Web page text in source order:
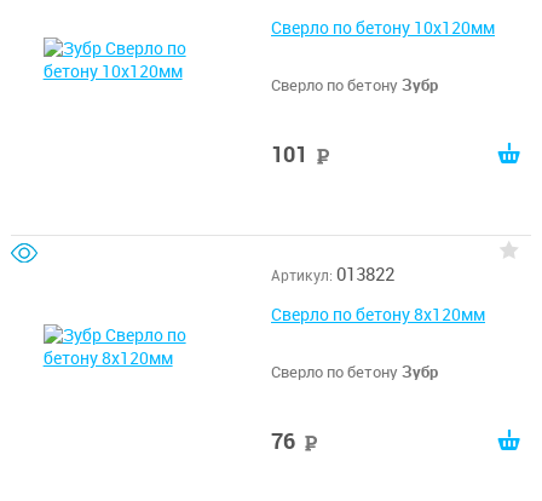
Сверло по бетону 10x120мм
Сверло по бетону Зубр
101
Артикул: 013822
Сверло по бетону 8x120мм
Сверло по бетону Зубр
76